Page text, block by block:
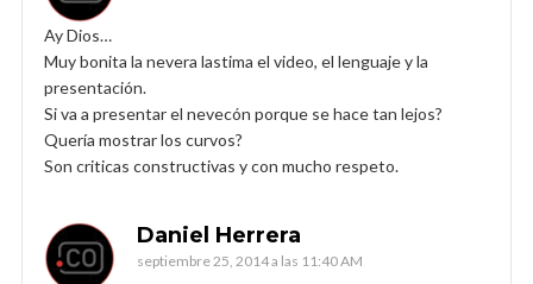
Ay Dios…
Muy bonita la nevera lastima el video, el lenguaje y la
presentación.
Si va a presentar el nevecón porque se hace tan lejos?
Quería mostrar los curvos?
Son criticas constructivas y con mucho respeto.
Daniel Herrera
septiembre 25, 2014 a las 11:40 AM